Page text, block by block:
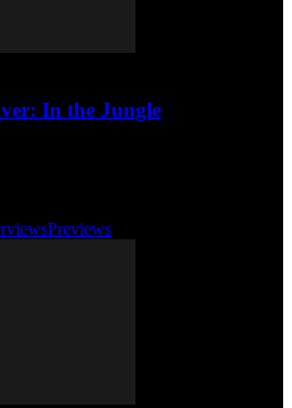
In the Jungle
Previews